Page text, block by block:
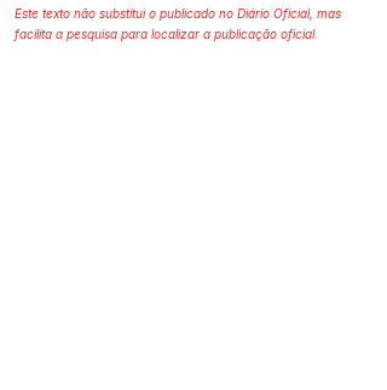
Este texto não substitui o publicado no Diário Oficial, mas
facilita a pesquisa para localizar a publicação oficial.